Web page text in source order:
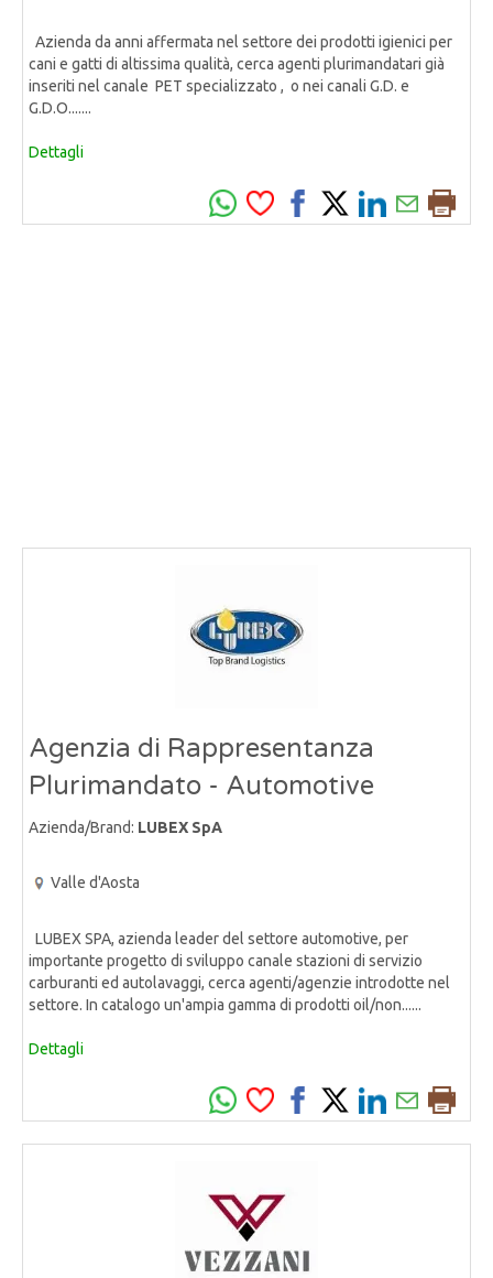
Azienda da anni affermata nel settore dei prodotti igienici per
cani e gatti di altissima qualità, cerca agenti plurimandatari già
inseriti nel canale PET specializzato , o nei canali G.D. e
G.D.O.......
Dettagli
Agenzia di Rappresentanza
Plurimandato - Automotive
Azienda/Brand: LUBEX SpA
Valle d'Aosta
LUBEX SPA, azienda leader del settore automotive, per
importante progetto di sviluppo canale stazioni di servizio
carburanti ed autolavaggi, cerca agenti/agenzie introdotte nel
settore. In catalogo un'ampia gamma di prodotti oil/non......
Dettagli